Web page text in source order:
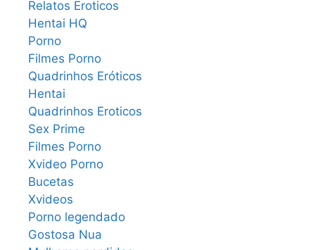
Relatos Eroticos
Hentai HQ
Porno
Filmes Porno
Quadrinhos Eróticos
Hentai
Quadrinhos Eroticos
Sex Prime
Filmes Porno
Xvideo Porno
Bucetas
Xvideos
Porno legendado
Gostosa Nua